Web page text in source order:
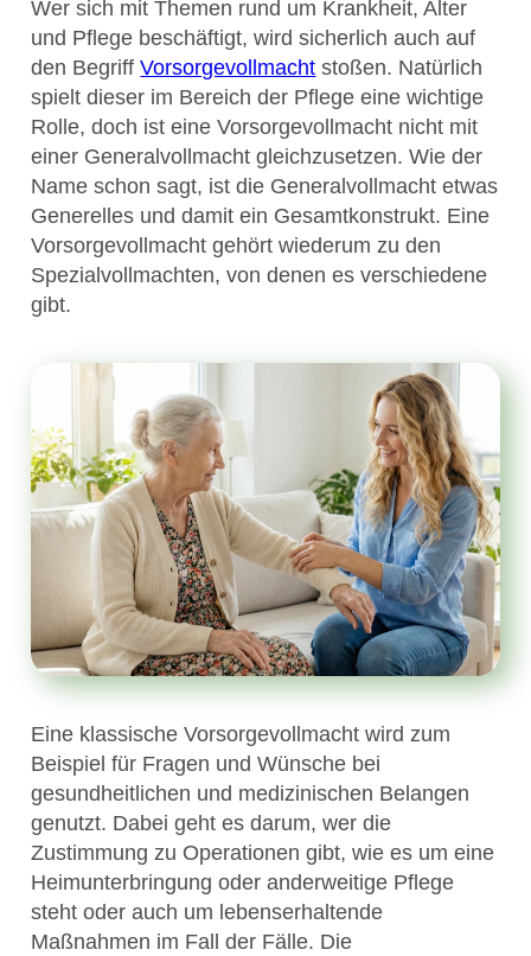
Wer sich mit Themen rund um Krankheit, Alter
und Pflege beschäftigt, wird sicherlich auch auf
den BegriffVorsorgevollmacht stoßen. Natürlich
spielt dieser im Bereich der Pflege eine wichtige
Rolle, doch ist eine Vorsorgevollmacht nicht mit
einer Generalvollmacht gleichzusetzen. Wie der
Name schon sagt, ist die Generalvollmacht etwas
Generelles und damit ein Gesamtkonstrukt. Eine
Vorsorgevollmacht gehört wiederum zu den
Spezialvollmachten, von denen es verschiedene
gibt.
Eine klassische Vorsorgevollmacht wird zum
Beispiel für Fragen und Wünsche bei
gesundheitlichen und medizinischen Belangen
genutzt. Dabei geht es darum, wer die
Zustimmung zu Operationen gibt, wie es um eine
Heimunterbringung oder anderweitige Pflege
steht oder auch um lebenserhaltende
Maßnahmen im Fall der Fälle. Die